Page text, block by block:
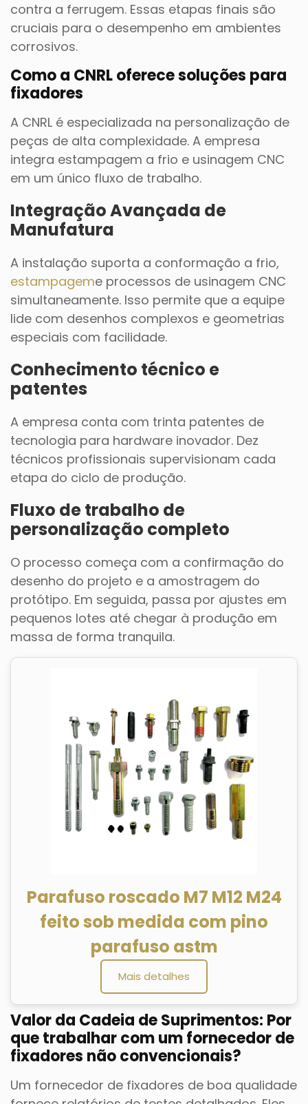
contra a ferrugem. Essas etapas finais são
cruciais para o desempenho em ambientes
corrosivos.
Como a CNRL oferece soluções para
fixadores
A CNRL é especializada na personalização de
peças de alta complexidade. A empresa
integra estampagem a frio e usinagem CNC
em um único fluxo de trabalho.
Integração Avançada de
Manufatura
A instalação suporta a conformação a frio,
estampageme processos de usinagem CNC
simultaneamente. Isso permite que a equipe
lide com desenhos complexos e geometrias
especiais com facilidade.
Conhecimento técnico e
patentes
A empresa conta com trinta patentes de
tecnologia para hardware inovador. Dez
técnicos profissionais supervisionam cada
etapa do ciclo de produção.
Fluxo de trabalho de
personalização completo
O processo começa com a confirmação do
desenho do projeto e a amostragem do
protótipo. Em seguida, passa por ajustes em
pequenos lotes até chegar à produção em
massa de forma tranquila.
Parafuso roscado M7 M12 M24
feito sob medida com pino
parafuso astm
Mais detalhes
Valor da Cadeia de Suprimentos: Por
que trabalhar com um fornecedor de
fixadores não convencionais?
Um fornecedor de fixadores de boa qualidade